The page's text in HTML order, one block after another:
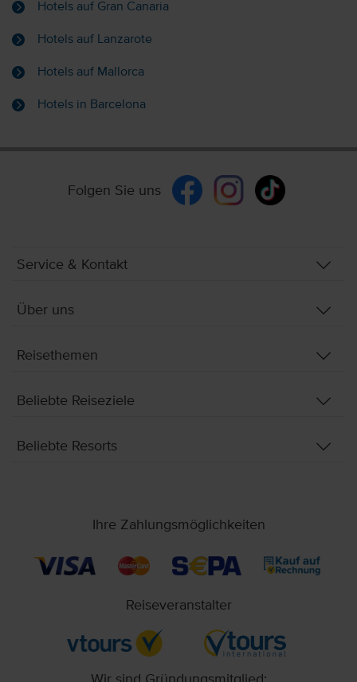
Hotels auf Gran Canaria
Hotels auf Lanzarote
Hotels auf Mallorca
Hotels in Barcelona
Folgen Sie uns
Service & Kontakt
Über uns
Reisethemen
Beliebte Reiseziele
Beliebte Resorts
Ihre Zahlungsmöglichkeiten
Reiseveranstalter